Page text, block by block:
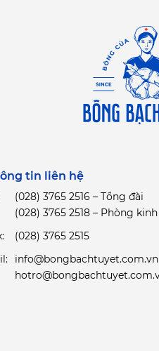
tin liên hệ
(028) 3765 2516 – Tổng đài
(028) 3765 2518 – Phòng
(028) 3765 2515
info@bongbachtuyet.com.vn